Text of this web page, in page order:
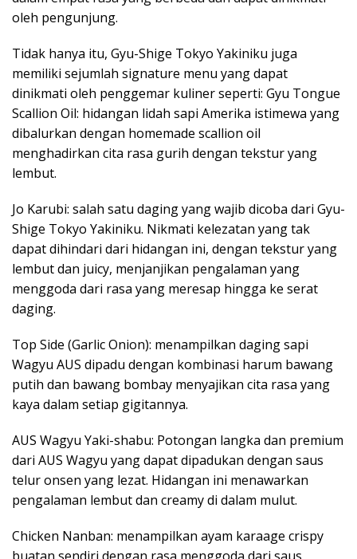
oleh pengunjung.
Tidak hanya itu, Gyu-Shige Tokyo Yakiniku juga
memiliki sejumlah signature menu yang dapat
dinikmati oleh penggemar kuliner seperti: Gyu Tongue
Scallion Oil: hidangan lidah sapi Amerika istimewa yang
dibalurkan dengan homemade scallion oil
menghadirkan cita rasa gurih dengan tekstur yang
lembut.
Jo Karubi: salah satu daging yang wajib dicoba dari Gyu-
Shige Tokyo Yakiniku. Nikmati kelezatan yang tak
dapat dihindari dari hidangan ini, dengan tekstur yang
lembut dan juicy, menjanjikan pengalaman yang
menggoda dari rasa yang meresap hingga ke serat
daging.
Top Side (Garlic Onion): menampilkan daging sapi
Wagyu AUS dipadu dengan kombinasi harum bawang
putih dan bawang bombay menyajikan cita rasa yang
kaya dalam setiap gigitannya.
AUS Wagyu Yaki-shabu: Potongan langka dan premium
dari AUS Wagyu yang dapat dipadukan dengan saus
telur onsen yang lezat. Hidangan ini menawarkan
pengalaman lembut dan creamy di dalam mulut.
Chicken Nanban: menampilkan ayam karaage crispy